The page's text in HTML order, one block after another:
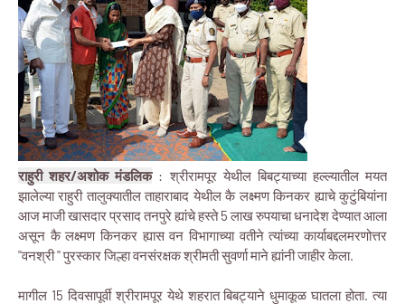
राहुरी शहर/अशोक मंडलिक: श्रीरामपूर येथील बिबट्याच्या हल्ल्यातील मयत
झालेल्या राहुरी तालुक्यातील ताहाराबाद येथील कै लक्ष्मण किनकर ह्याचे कुटुंबियांना
आज माजी खासदार प्रसाद तनपुरे ह्यांचे हस्ते 5 लाख रुपयाचा धनादेश देण्यात आला
असून कै लक्ष्मण किनकर ह्यास वन विभागाच्या वतीने त्यांच्या कार्याबद्दलमरणोत्तर
"वनश्री " पुरस्कार जिल्हा वनसंरक्षक श्रीमती सुवर्णा माने ह्यांनी जाहीर केला.
मागील 15 दिवसापूर्वी श्रीरामपूर येथे शहरात बिबट्याने धुमाकूळ घातला होता. त्या